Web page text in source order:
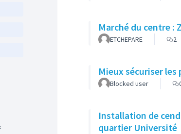
Marché du centre :
ETCHEPARE 2
Mieux sécuriser
Blocked user
Installation de
quartier Université